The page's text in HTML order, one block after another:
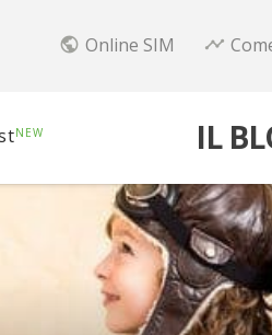
public Online SIM timeline
NEW IL